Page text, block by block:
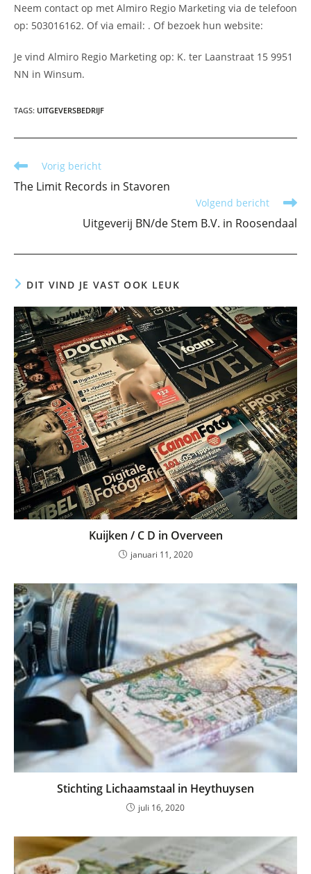
Neem contact op met Almiro Regio Marketing via de telefoon
op: 503016162. Of via email: . Of bezoek hun website:
Je vind Almiro Regio Marketing op: K. ter Laanstraat 15 9951
NN in Winsum.
TAGS: UITGEVERSBEDRIJF
Lees
artikelen
Vorig bericht
The Limit Records in Stavoren
Volgend bericht
Uitgeverij BN/de Stem B.V. in Roosendaal
DIT VIND JE VAST OOK LEUK
Kuijken / C D in Overveen
januari 11, 2020
Stichting Lichaamstaal in Heythuysen
juli 16, 2020